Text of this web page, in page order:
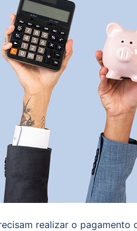
realizar o